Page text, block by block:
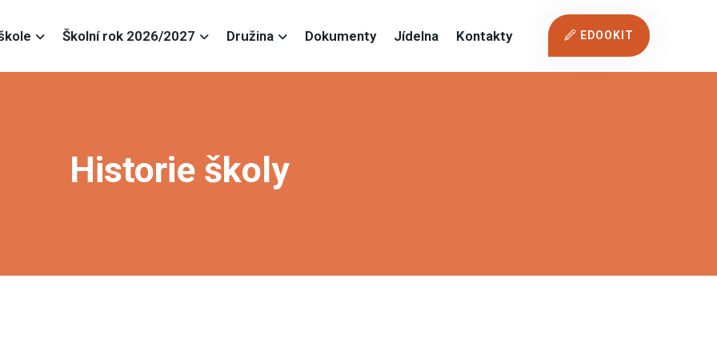
Školní rok 2026/2027 Družina Dokumenty Jídelna Kontakty EDOOKIT
Historie školy